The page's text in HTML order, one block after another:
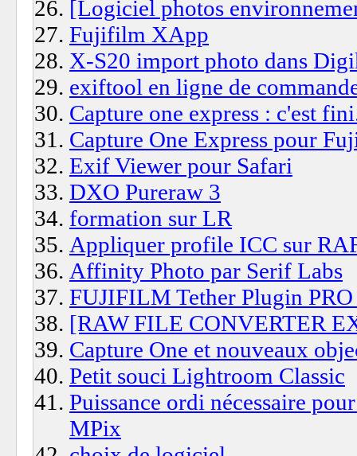
[Logiciel photos
Fujifilm XApp
X-S20 import photo dans
exiftool en ligne de
Capture one express : c'est
Capture One Express pour
Exif Viewer pour Safari
DXO Pureraw 3
formation sur LR
Appliquer profile ICC sur
Affinity Photo par Serif Labs
FUJIFILM Tether Plugin
[RAW FILE CONVERTER
Capture One et nouveaux
Petit souci Lightroom Classic
Puissance ordi nécessaire
MPix